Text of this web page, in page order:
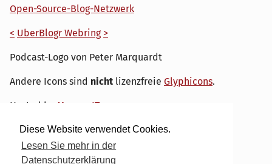
Diese Website verwendet Cookies.
Lesen Sie mehr in der
Datenschutzerklärung
Open-Source-Blog-Netzwerk
< UberBlogr Webring >
Podcast-Logo von Peter Marquardt
Andere Icons sind nicht lizenzfreie Glyphicons.
Hosted by My own IT.